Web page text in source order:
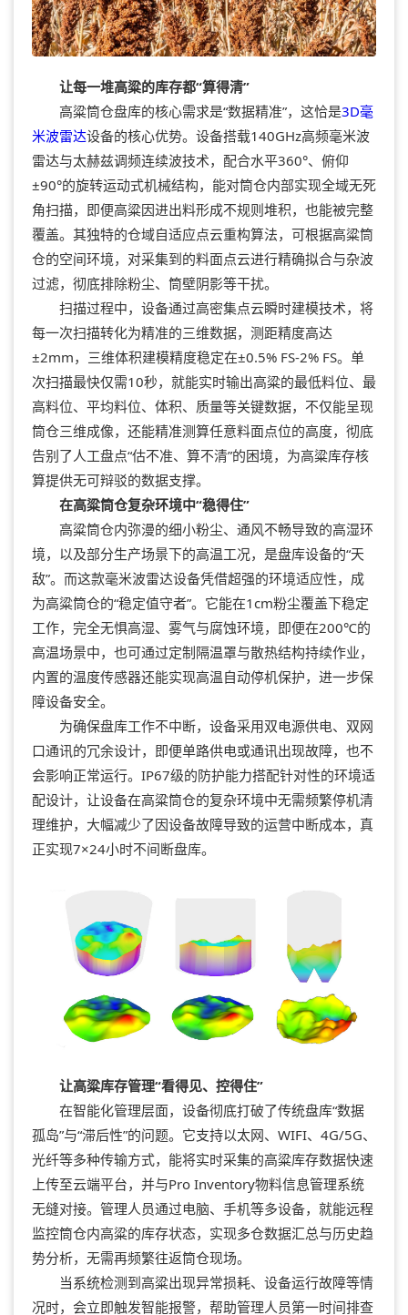
让每一堆高粱的库存都“算得清”
高粱筒仓盘库的核心需求是“数据精准”，这恰是3D毫
米波雷达设备的核心优势。设备搭载140GHz高频毫米波
雷达与太赫兹调频连续波技术，配合水平360°、俯仰
±90°的旋转运动式机械结构，能对筒仓内部实现全域无死
角扫描，即便高粱因进出料形成不规则堆积，也能被完整
覆盖。其独特的仓域自适应点云重构算法，可根据高粱筒
仓的空间环境，对采集到的料面点云进行精确拟合与杂波
过滤，彻底排除粉尘、筒壁阴影等干扰。
扫描过程中，设备通过高密集点云瞬时建模技术，将
每一次扫描转化为精准的三维数据，测距精度高达
±2mm，三维体积建模精度稳定在±0.5% FS-2% FS。单
次扫描最快仅需10秒，就能实时输出高粱的最低料位、最
高料位、平均料位、体积、质量等关键数据，不仅能呈现
筒仓三维成像，还能精准测算任意料面点位的高度，彻底
告别了人工盘点“估不准、算不清”的困境，为高粱库存核
算提供无可辩驳的数据支撑。
在高粱筒仓复杂环境中“稳得住”
高粱筒仓内弥漫的细小粉尘、通风不畅导致的高湿环
境，以及部分生产场景下的高温工况，是盘库设备的“天
敌”。而这款毫米波雷达设备凭借超强的环境适应性，成
为高粱筒仓的“稳定值守者”。它能在1cm粉尘覆盖下稳定
工作，完全无惧高湿、雾气与腐蚀环境，即便在200℃的
高温场景中，也可通过定制隔温罩与散热结构持续作业，
内置的温度传感器还能实现高温自动停机保护，进一步保
障设备安全。
为确保盘库工作不中断，设备采用双电源供电、双网
口通讯的冗余设计，即便单路供电或通讯出现故障，也不
会影响正常运行。IP67级的防护能力搭配针对性的环境适
配设计，让设备在高粱筒仓的复杂环境中无需频繁停机清
理维护，大幅减少了因设备故障导致的运营中断成本，真
正实现7×24小时不间断盘库。
让高粱库存管理“看得见、控得住”
在智能化管理层面，设备彻底打破了传统盘库“数据
孤岛”与“滞后性”的问题。它支持以太网、WIFI、4G/5G、
光纤等多种传输方式，能将实时采集的高粱库存数据快速
上传至云端平台，并与Pro Inventory物料信息管理系统
无缝对接。管理人员通过电脑、手机等多设备，就能远程
监控筒仓内高粱的库存状态，实现多仓数据汇总与历史趋
势分析，无需再频繁往返筒仓现场。
当系统检测到高粱出现异常损耗、设备运行故障等情
况时，会立即触发智能报警，帮助管理人员第一时间排查